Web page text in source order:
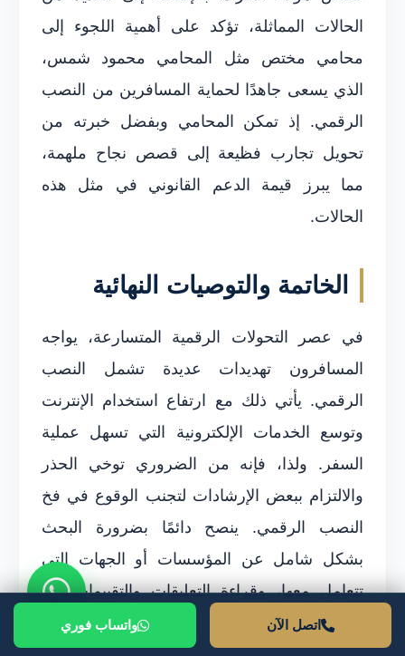
الحالات المماثلة، تؤكد على أهمية اللجوء إلى
محامي مختص مثل المحامي محمود شمس،
الذي يسعى جاهدًا لحماية المسافرين من النصب
الرقمي. إذ تمكن المحامي وبفضل خبرته من
تحويل تجارب فظيعة إلى قصص نجاح ملهمة،
مما يبرز قيمة الدعم القانوني في مثل هذه
الحالات.
الخاتمة والتوصيات النهائية
في عصر التحولات الرقمية المتسارعة، يواجه
المسافرون تهديدات عديدة تشمل النصب
الرقمي. يأتي ذلك مع ارتفاع استخدام الإنترنت
وتوسع الخدمات الإلكترونية التي تسهل عملية
السفر. ولذا، فإنه من الضروري توخي الحذر
والالتزام ببعض الإرشادات لتجنب الوقوع في فخ
النصب الرقمي. ينصح دائمًا بضرورة البحث
بشكل شامل عن المؤسسات أو الجهات التي
تتعامل معها، وقراءة التعليقات والتقييمات من
مسافرين سابقين.
اتصل الآن واتساب فوري